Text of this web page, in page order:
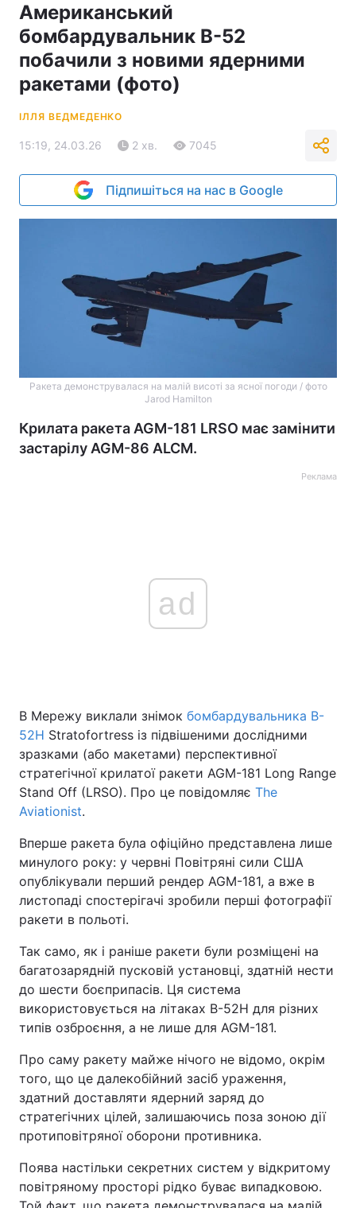
Американський
бомбардувальник B-52
побачили з новими ядерними
ракетами (фото)
ІЛЛЯ ВЕДМЕДЕНКО
15:19, 24.03.26 2 хв. 7045
Підпишіться на нас в Google
Ракета демонструвалася на малій висоті за ясної погоди / фото
Jarod Hamilton
Крилата ракета AGM-181 LRSO має замінити
застарілу AGM-86 ALCM.
Реклама
ad
В Мережу виклали знімок бомбардувальника B-
52H Stratofortress із підвішеними дослідними
зразками (або макетами) перспективної
стратегічної крилатої ракети AGM-181 Long Range
Stand Off (LRSO). Про це повідомляє The
Aviationist.
Вперше ракета була офіційно представлена лише
минулого року: у червні Повітряні сили США
опублікували перший рендер AGM-181, а вже в
листопаді спостерігачі зробили перші фотографії
ракети в польоті.
Так само, як і раніше ракети були розміщені на
багатозарядній пусковій установці, здатній нести
до шести боєприпасів. Ця система
використовується на літаках B-52H для різних
типів озброєння, а не лише для AGM-181.
Про саму ракету майже нічого не відомо, окрім
того, що це далекобійний засіб ураження,
здатний доставляти ядерний заряд до
стратегічних цілей, залишаючись поза зоною дії
протиповітряної оборони противника.
Поява настільки секретних систем у відкритому
повітряному просторі рідко буває випадковою.